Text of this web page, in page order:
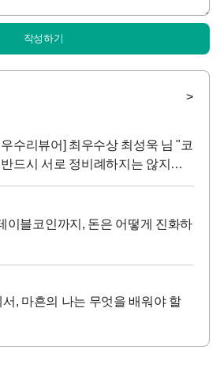
작성하기
>
수리뷰어] 최우수상 최성욱 님 "코
드시 서로 정비례하지는 않지
이블코인까지, 돈은 어떻게 진화하
, 마흔의 나는 무엇을 배워야 할